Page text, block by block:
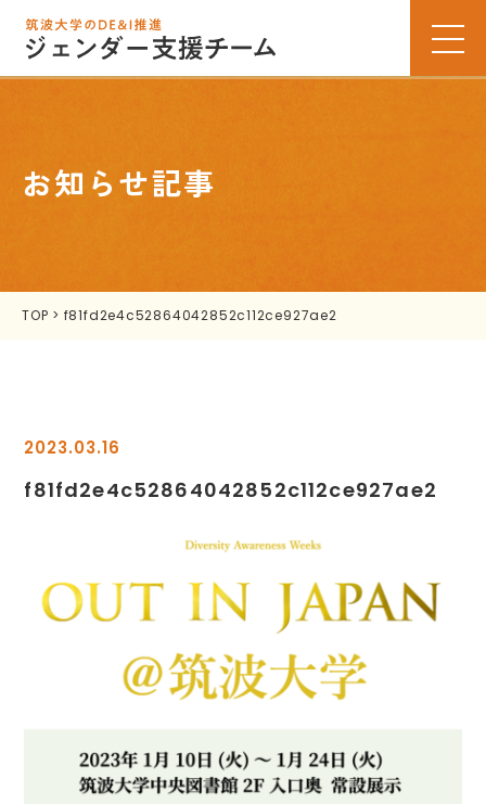
お知らせ記事
TOP > f81fd2e4c52864042852c112ce927ae2
2023.03.16
f81fd2e4c52864042852c112ce927ae2